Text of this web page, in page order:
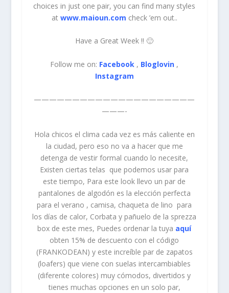
choices in just one pair, you can find many styles
at www.maioun.com check ’em out..
Have a Great Week !! 🙂
Follow me on: Facebook , Bloglovin ,
Instagram
—————————————————————
———-
Hola chicos el clima cada vez es más caliente en
la ciudad, pero eso no va a hacer que me
detenga de vestir formal cuando lo necesite,
Existen ciertas telas que podemos usar para
este tiempo, Para este look llevo un par de
pantalones de algodón es la elección perfecta
para el verano , camisa, chaqueta de lino para
los días de calor, Corbata y pañuelo de la sprezza
box de este mes, Puedes ordenar la tuya aquí
obten 15% de descuento con el código
(FRANKODEAN) y este increíble par de zapatos
(loafers) que viene con suelas intercambiables
(diferente colores) muy cómodos, divertidos y
tienes muchas opciones en un solo par,